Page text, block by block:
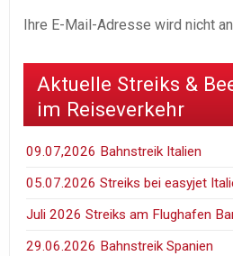
Ihre E-Mail-Adresse wird nicht
Aktuelle Streiks &
im Reiseverkehr
09.07,2026 Bahnstreik Italien
05.07.2026 Streiks bei easyjet
Juli 2026 Streiks am Flughafen
29.06.2026 Bahnstreik Spanien